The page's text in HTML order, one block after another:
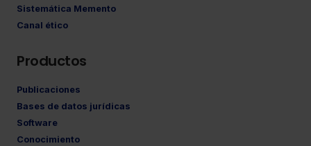
Sistemática Memento
Canal ético
Productos
Publicaciones
Bases de datos jurídicas
Software
Conocimiento